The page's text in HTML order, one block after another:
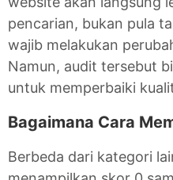
pencarian, bukan pula
wajib melakukan
Namun, audit tersebut
untuk memperbaiki
Bagaimana Cara
Berbeda dari kategori